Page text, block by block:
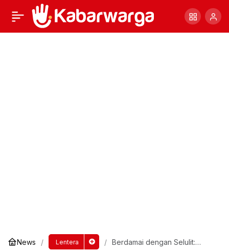
News Lentera
Berdamai dengan Selulit: